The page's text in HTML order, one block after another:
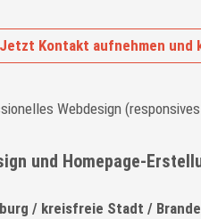
Jetzt Kontakt aufnehmen
und Homepage-
/ kreisfreie Stadt /